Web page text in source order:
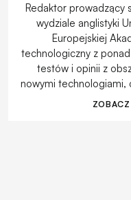
Redaktor prowadzący
wydziale anglistyki
Europejskiej
technologiczny z
testów i opinii z
nowymi technologiami,
ZOBACZ